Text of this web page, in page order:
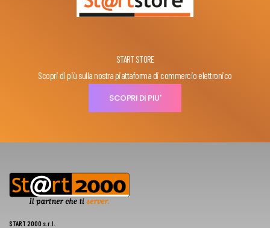
START STORE
Scopri di più sulla nostra piattaforma di commercio elettronico
SCOPRI DI PIU'
START 2000 s.r.l.